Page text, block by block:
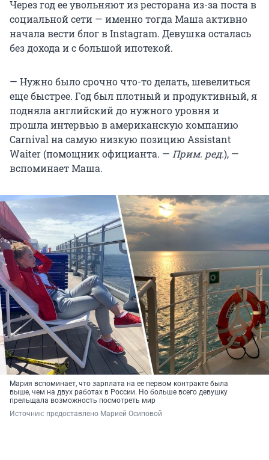
Через год ее увольняют из ресторана из-за поста в
социальной сети — именно тогда Маша активно
начала вести блог в Instagram. Девушка осталась
без дохода и с большой ипотекой.
— Нужно было срочно что-то делать, шевелиться
еще быстрее. Год был плотный и продуктивный, я
подняла английский до нужного уровня и
прошла интервью в американскую компанию
Carnival на самую низкую позицию Assistant
Waiter (помощник официанта. — Прим. ред.), —
вспоминает Маша.
Мария вспоминает, что зарплата на ее первом контракте была
выше, чем на двух работах в России. Но больше всего девушку
прельщала возможность посмотреть мир
Источник: предоставлено Марией Осиповой